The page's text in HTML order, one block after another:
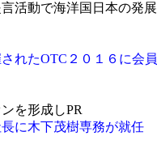
活動で海洋国日本の発展
れたOTC２０１６に会員
を形成しPR
に木下茂樹専務が就任